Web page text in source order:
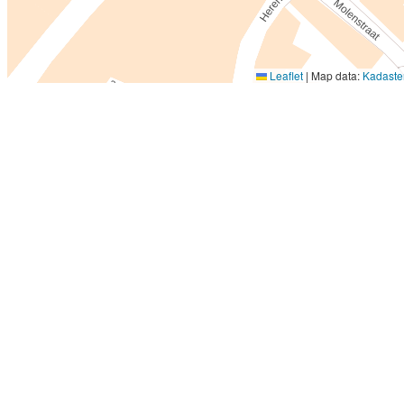
Leaflet | Map data: